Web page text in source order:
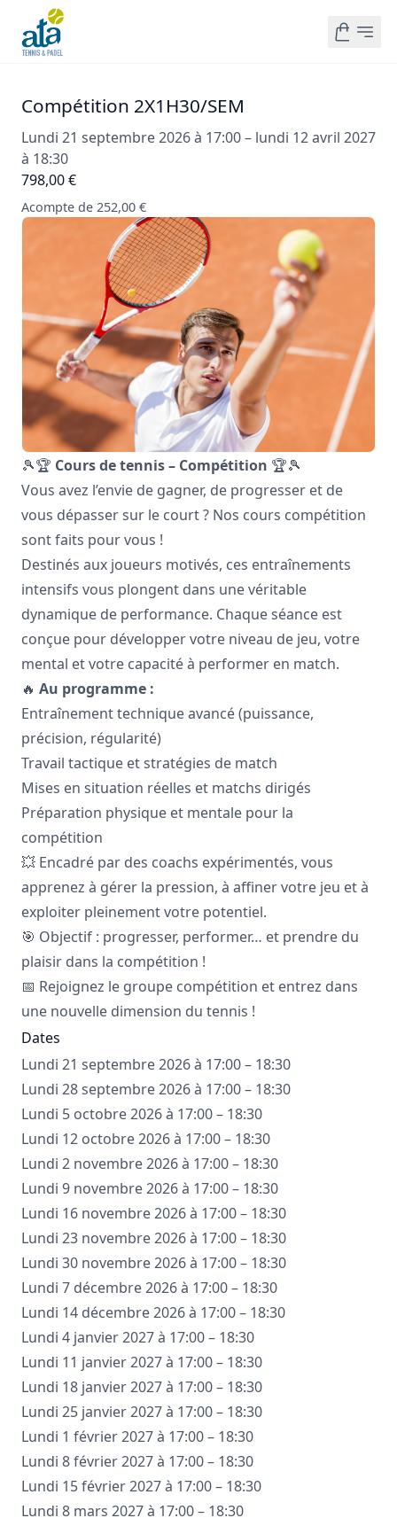
Compétition 2X1H30/SEM
Lundi 21 septembre 2026 à 17:00 – lundi 12 avril 2027
à 18:30
798,00 €
Acompte de 252,00 €
🎾🏆 Cours de tennis – Compétition 🏆🎾
Vous avez l’envie de gagner, de progresser et de
vous dépasser sur le court ? Nos cours compétition
sont faits pour vous !
Destinés aux joueurs motivés, ces entraînements
intensifs vous plongent dans une véritable
dynamique de performance. Chaque séance est
conçue pour développer votre niveau de jeu, votre
mental et votre capacité à performer en match.
🔥 Au programme :
Entraînement technique avancé (puissance,
précision, régularité)
Travail tactique et stratégies de match
Mises en situation réelles et matchs dirigés
Préparation physique et mentale pour la
compétition
💥 Encadré par des coachs expérimentés, vous
apprenez à gérer la pression, à affiner votre jeu et à
exploiter pleinement votre potentiel.
🎯 Objectif : progresser, performer… et prendre du
plaisir dans la compétition !
📅 Rejoignez le groupe compétition et entrez dans
une nouvelle dimension du tennis !
Dates
Lundi 21 septembre 2026 à 17:00 – 18:30
Lundi 28 septembre 2026 à 17:00 – 18:30
Lundi 5 octobre 2026 à 17:00 – 18:30
Lundi 12 octobre 2026 à 17:00 – 18:30
Lundi 2 novembre 2026 à 17:00 – 18:30
Lundi 9 novembre 2026 à 17:00 – 18:30
Lundi 16 novembre 2026 à 17:00 – 18:30
Lundi 23 novembre 2026 à 17:00 – 18:30
Lundi 30 novembre 2026 à 17:00 – 18:30
Lundi 7 décembre 2026 à 17:00 – 18:30
Lundi 14 décembre 2026 à 17:00 – 18:30
Lundi 4 janvier 2027 à 17:00 – 18:30
Lundi 11 janvier 2027 à 17:00 – 18:30
Lundi 18 janvier 2027 à 17:00 – 18:30
Lundi 25 janvier 2027 à 17:00 – 18:30
Lundi 1 février 2027 à 17:00 – 18:30
Lundi 8 février 2027 à 17:00 – 18:30
Lundi 15 février 2027 à 17:00 – 18:30
Lundi 8 mars 2027 à 17:00 – 18:30